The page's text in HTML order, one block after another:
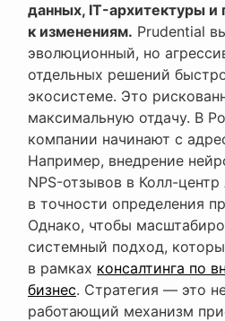
данных, IT-архитектуры и
к изменениям. Prudential
эволюционный, но
отдельных решений
экосистеме. Это
максимальную отдачу. В
компании начинают с
Например, внедрение
NPS-отзывов в Колл-
в точности определения
Однако, чтобы
системный подход,
в рамках консалтинга по
бизнес. Стратегия — это
работающий механизм